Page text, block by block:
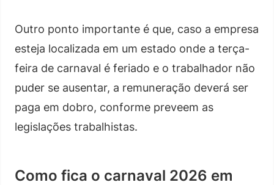
Outro ponto importante é que, caso a empresa
esteja localizada em um estado onde a terça-
feira de carnaval é feriado e o trabalhador não
puder se ausentar, a remuneração deverá ser
paga em dobro, conforme preveem as
legislações trabalhistas.
Como fica o carnaval 2026 em